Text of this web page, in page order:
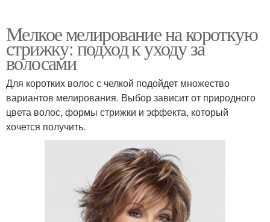
Мелкое мелирование на короткую
стрижку: подход к уходу за
волосами
Для коротких волос с челкой подойдет множество
вариантов мелирования. Выбор зависит от природного
цвета волос, формы стрижки и эффекта, который
хочется получить.